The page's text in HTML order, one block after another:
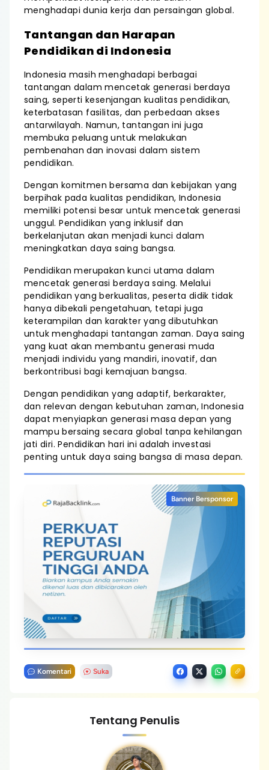
menghadapi dunia kerja dan persaingan global.
Tantangan dan Harapan
Pendidikan di Indonesia
Indonesia masih menghadapi berbagai
tantangan dalam mencetak generasi berdaya
saing, seperti kesenjangan kualitas pendidikan,
keterbatasan fasilitas, dan perbedaan akses
antarwilayah. Namun, tantangan ini juga
membuka peluang untuk melakukan
pembenahan dan inovasi dalam sistem
pendidikan.
Dengan komitmen bersama dan kebijakan yang
berpihak pada kualitas pendidikan, Indonesia
memiliki potensi besar untuk mencetak generasi
unggul. Pendidikan yang inklusif dan
berkelanjutan akan menjadi kunci dalam
meningkatkan daya saing bangsa.
Pendidikan merupakan kunci utama dalam
mencetak generasi berdaya saing. Melalui
pendidikan yang berkualitas, peserta didik tidak
hanya dibekali pengetahuan, tetapi juga
keterampilan dan karakter yang dibutuhkan
untuk menghadapi tantangan zaman. Daya saing
yang kuat akan membantu generasi muda
menjadi individu yang mandiri, inovatif, dan
berkontribusi bagi kemajuan bangsa.
Dengan pendidikan yang adaptif, berkarakter,
dan relevan dengan kebutuhan zaman, Indonesia
dapat menyiapkan generasi masa depan yang
mampu bersaing secara global tanpa kehilangan
jati diri. Pendidikan hari ini adalah investasi
penting untuk daya saing bangsa di masa depan.
Banner Bersponsor
Komentari Suka
Tentang Penulis